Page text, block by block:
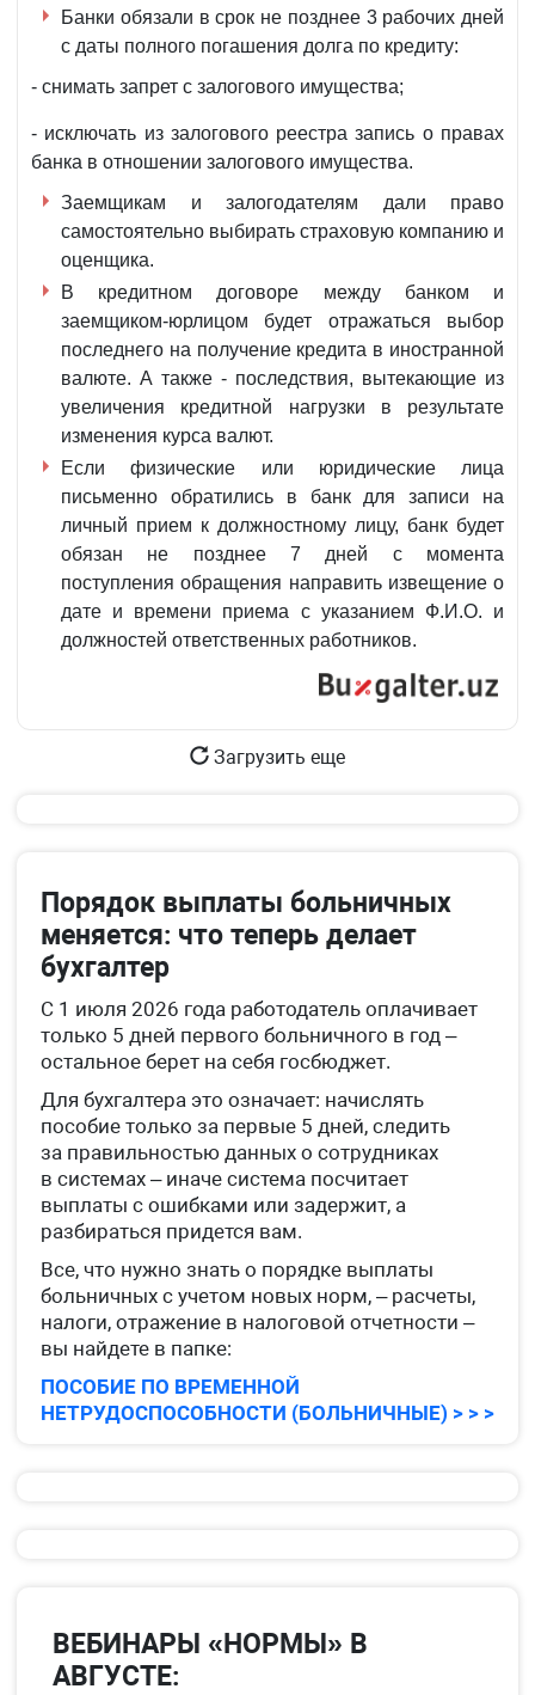
3030-
3
22.11.2019
Банки обязали в срок не позднее 3 рабочих дней
с даты полного погашения долга по кредиту:
- снимать запрет c залогового имущества;
- исключать из залогового реестра запись о правах
банка в отношении залогового имущества.
Заемщикам и залогодателям дали право
самостоятельно выбирать страховую компанию и
оценщика.
В кредитном договоре между банком и
заемщиком-юрлицом будет отражаться выбор
последнего на получение кредита в иностранной
валюте. А также - последствия, вытекающие из
увеличения кредитной нагрузки в результате
изменения курса валют.
Если физические или юридические лица
письменно обратились в банк для записи на
личный прием к должностному лицу, банк будет
обязан не позднее 7 дней с момента
поступления обращения направить извещение о
дате и времени приема с указанием Ф.И.О. и
должностей ответственных работников.
Загрузить еще
Порядок выплаты больничных
меняется: что теперь делает
бухгалтер
С 1 июля 2026 года работодатель оплачивает
только 5 дней первого больничного в год –
остальное берет на себя госбюджет.
Для бухгалтера это означает: начислять
пособие только за первые 5 дней, следить
за правильностью данных о сотрудниках
в системах – иначе система посчитает
выплаты с ошибками или задержит, а
разбираться придется вам.
Все, что нужно знать о порядке выплаты
больничных с учетом новых норм, – расчеты,
налоги, отражение в налоговой отчетности –
вы найдете в папке:
ПОСОБИЕ ПО ВРЕМЕННОЙ
НЕТРУДОСПОСОБНОСТИ (БОЛЬНИЧНЫЕ) > > >
ВЕБИНАРЫ «НОРМЫ» В
АВГУСТЕ: